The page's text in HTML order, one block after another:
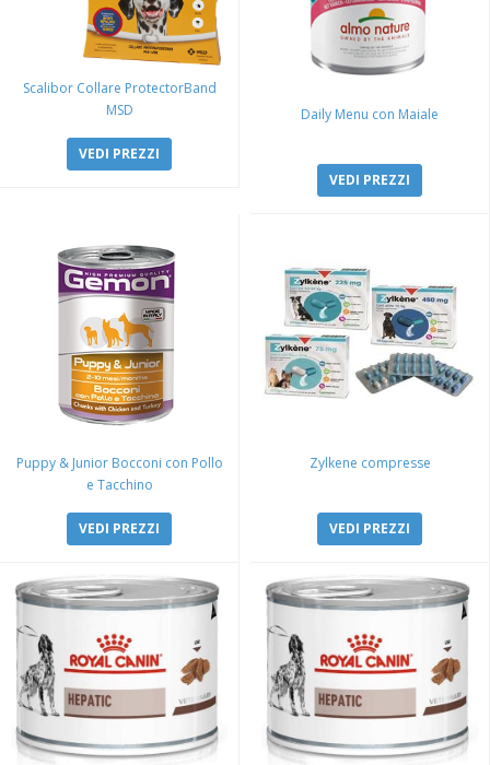
Scalibor Collare ProtectorBand
MSD
VEDI PREZZI
Daily Menu con Maiale
VEDI PREZZI
Puppy & Junior Bocconi con Pollo
e Tacchino
VEDI PREZZI
Zylkene compresse
VEDI PREZZI